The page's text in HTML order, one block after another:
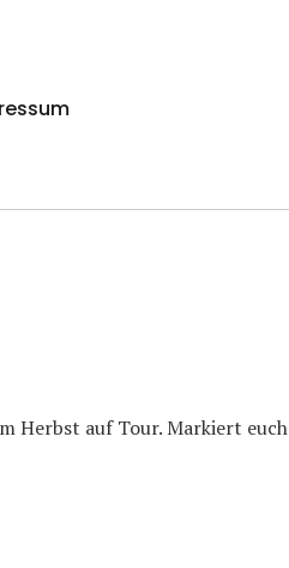
Herbst auf Tour. Markiert euch